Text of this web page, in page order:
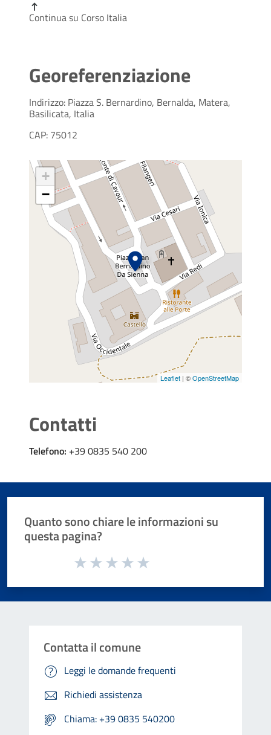
Continua su Corso Italia
Georeferenziazione
Indirizzo: Piazza S. Bernardino, Bernalda, Matera,
Basilicata, Italia
CAP: 75012
+
−
Leaflet | ©OpenStreetMap
Contatti
Telefono: +39 0835 540 200
Quanto sono chiare le informazioni su
questa pagina?
Valuta da 1 a 5 stelle la pagina
Contatta il comune
Leggi le domande frequenti
Richiedi assistenza
Chiama: +39 0835 540200